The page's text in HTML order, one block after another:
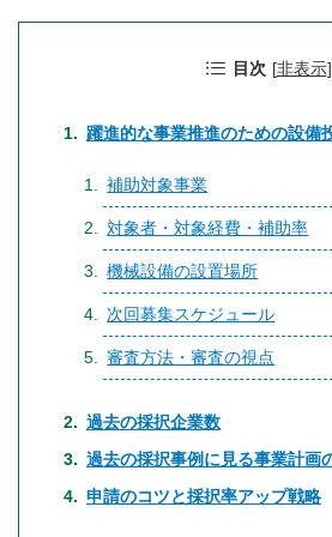
目次 [非表示]
躍進的な事業推進のための設備
補助対象事業
対象者・対象経費・補助率
機械設備の設置場所
次回募集スケジュール
審査方法・審査の視点
過去の採択企業数
過去の採択事例に見る事業計画
申請のコツと採択率アップ戦略